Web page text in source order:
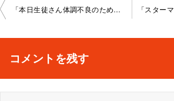
投
ビ
「本日生徒さん体調不良のためお休み」池袋教室2024-9-16-­no0032-­1138
コメントを残す